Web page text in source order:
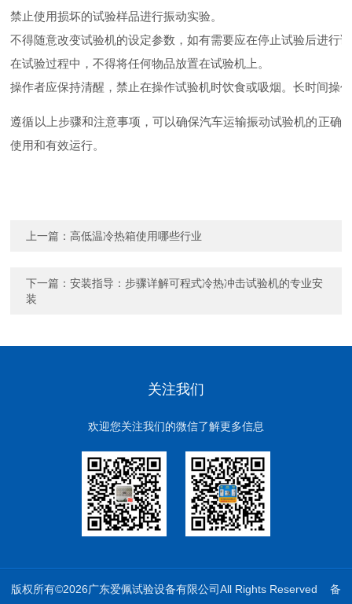
禁止使用损坏的试验样品进行振动实验。
不得随意改变试验机的设定参数，如有需要应在停止试验后进行
在试验过程中，不得将任何物品放置在试验机上。
操作者应保持清醒，禁止在操作试验机时饮食或吸烟。长时间操
遵循以上步骤和注意事项，可以确保汽车运输振动试验机的正确
使用和有效运行。
上一篇：高低温冷热箱使用哪些行业
下一篇：安装指导：步骤详解可程式冷热冲击试验机的专业安
装
关注我们
欢迎您关注我们的微信了解更多信息
版权所有©2026广东爱佩试验设备有限公司All Rights Reserved 备